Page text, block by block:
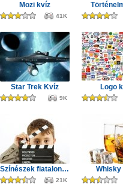
Mozi kvíz
41K
Star Trek Kvíz
9K
Logo
Színészek fiatalon - kvíz
21K
Whisky